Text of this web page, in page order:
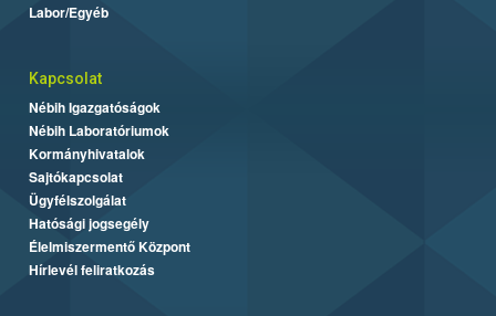
Labor/Egyéb
Kapcsolat
Nébih Igazgatóságok
Nébih Laboratóriumok
Kormányhivatalok
Sajtókapcsolat
Ügyfélszolgálat
Hatósági jogsegély
Élelmiszermentő Központ
Hírlevél feliratkozás